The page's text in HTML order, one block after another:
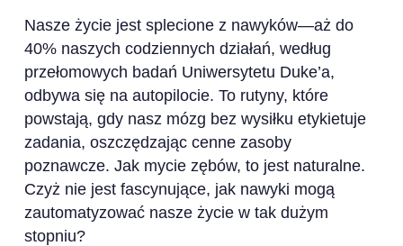
Nasze życie jest splecione z nawyków—aż do
40% naszych codziennych działań, według
przełomowych badań Uniwersytetu Duke’a,
odbywa się na autopilocie. To rutyny, które
powstają, gdy nasz mózg bez wysiłku etykietuje
zadania, oszczędzając cenne zasoby
poznawcze. Jak mycie zębów, to jest naturalne.
Czyż nie jest fascynujące, jak nawyki mogą
zautomatyzować nasze życie w tak dużym
stopniu?